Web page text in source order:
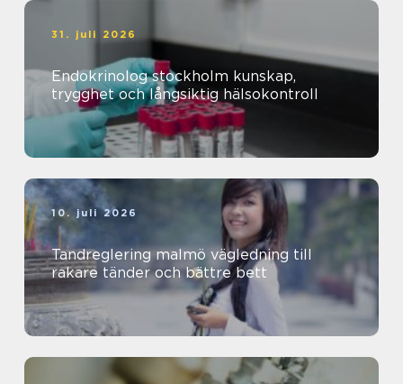
31. juli 2026
Endokrinolog stockholm kunskap,
trygghet och långsiktig hälsokontroll
10. juli 2026
Tandreglering malmö vägledning till
rakare tänder och bättre bett